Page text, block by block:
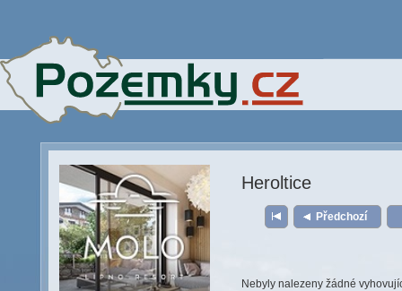
Heroltice
Předchozí
Nebyly nalezeny žádné